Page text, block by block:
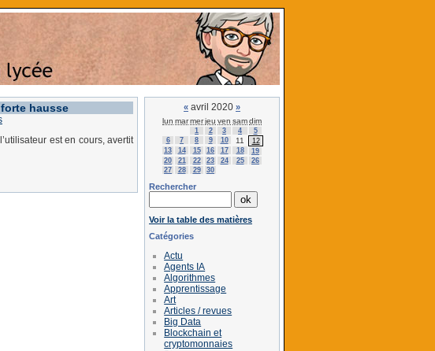
hausse
est en cours, avertit
« avril 2020 »
lun marmerjeu ven samdim
1 2 3 4
5
6
7 8 9 10 11
12
13
14 15 16 17 18
19
20
21 22 23 24 25
26
27
28 29 30
Rechercher
Voir la table des matières
Catégories
Actu
Agents IA
Algorithmes
Apprentissage
Art
Articles / revues
Big Data
Blockchain et
cryptomonnaies